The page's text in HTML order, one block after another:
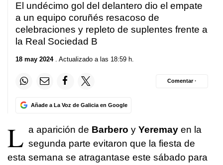
El undécimo gol del delantero dio el empate
a un equipo coruñés resacoso de
celebraciones y repleto de suplentes frente a
la Real Sociedad B
18 may 2024. Actualizado a las 18:59 h.
Añade a La Voz de Galicia en Google
Comentar ·
L a aparición de Barbero y Yeremay en la
segunda parte evitaron que la fiesta de
esta semana se atragantase este sábado para